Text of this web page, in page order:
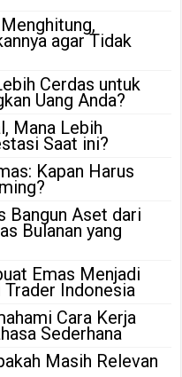
agar Tidak
Cerdas untuk
Uang Anda?
Mana Lebih
Saat ini?
Kapan Harus
Bangun Aset dari
Bulanan yang
Emas Menjadi
Trader Indonesia
Cara Kerja
Sederhana
Masih Relevan